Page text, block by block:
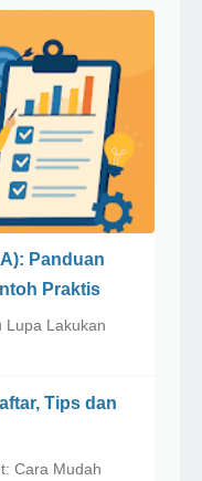
Panduan
Praktis
Lupa Lakukan
Tips dan
Cara Mudah